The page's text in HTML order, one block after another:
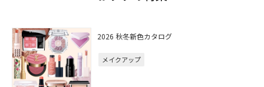
2026 秋冬新色カタログ
メイクアップ